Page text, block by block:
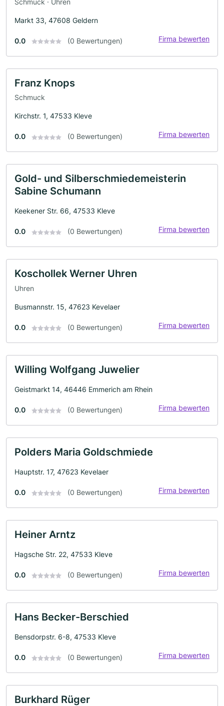
Markt 33, 47608 Geldern
0.0 (0 Bewertungen) Firma bewerten
Franz Knops
Schmuck
Kirchstr. 1, 47533 Kleve
0.0 (0 Bewertungen) Firma bewerten
Gold- und Silberschmiedemeisterin
Sabine Schumann
Keekener Str. 66, 47533 Kleve
0.0 (0 Bewertungen) Firma bewerten
Koschollek Werner Uhren
Uhren
Busmannstr. 15, 47623 Kevelaer
0.0 (0 Bewertungen) Firma bewerten
Willing Wolfgang Juwelier
Geistmarkt 14, 46446 Emmerich am Rhein
0.0 (0 Bewertungen) Firma bewerten
Polders Maria Goldschmiede
Hauptstr. 17, 47623 Kevelaer
0.0 (0 Bewertungen) Firma bewerten
Heiner Arntz
Hagsche Str. 22, 47533 Kleve
0.0 (0 Bewertungen) Firma bewerten
Hans Becker-Berschied
Bensdorpstr. 6-8, 47533 Kleve
0.0 (0 Bewertungen) Firma bewerten
Burkhard Rüger